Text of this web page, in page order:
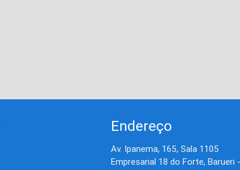
Endereço
Av. Ipanema, 165, Sala 1105
Empresarial 18 do Forte, Barueri